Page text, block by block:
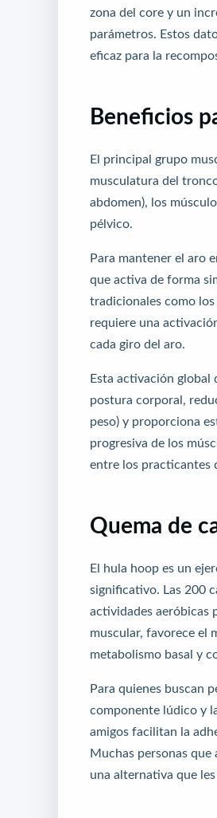
zona del core y un
parámetros. Estos
eficaz para la
Beneficios
El principal grupo
musculatura del
abdomen), los
pélvico.
Para mantener el aro
que activa de forma
tradicionales como
requiere una
cada giro del aro.
Esta activación
postura corporal,
peso) y proporciona
progresiva de los
entre los practicantes
Quema de
El hula hoop es un
significativo. Las 200
actividades aeróbicas
muscular, favorece el
metabolismo basal y
Para quienes buscan
componente lúdico y
amigos facilitan la
Muchas personas
una alternativa que